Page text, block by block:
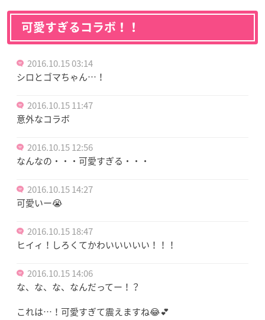
可愛すぎるコラボ！！
2016.10.15 03:14
シロとゴマちゃん…！
2016.10.15 11:47
意外なコラボ
2016.10.15 12:56
なんなの・・・可愛すぎる・・・
2016.10.15 14:27
可愛いー😭
2016.10.15 18:47
ヒイィ！しろくてかわいいいいい！！！
2016.10.15 14:06
な、な、な、なんだってー！？
これは…！可愛すぎて震えますね😂💕